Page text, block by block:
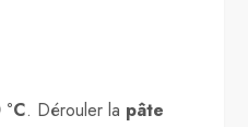
. Dérouler la pâte